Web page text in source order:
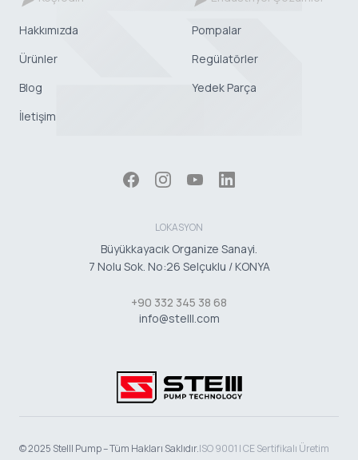
Hakkımızda
Ürünler
Blog
İletişim
Pompalar
Regülatörler
Yedek Parça
LOKASYON
Büyükkayacık Organize Sanayi.
7 Nolu Sok. No:26 Selçuklu / KONYA
+90 332 345 38 68
info@stelll.com
© 2025 Stelll Pump – Tüm Hakları Saklıdır.ISO 9001 | CE Sertifikalı Üretim